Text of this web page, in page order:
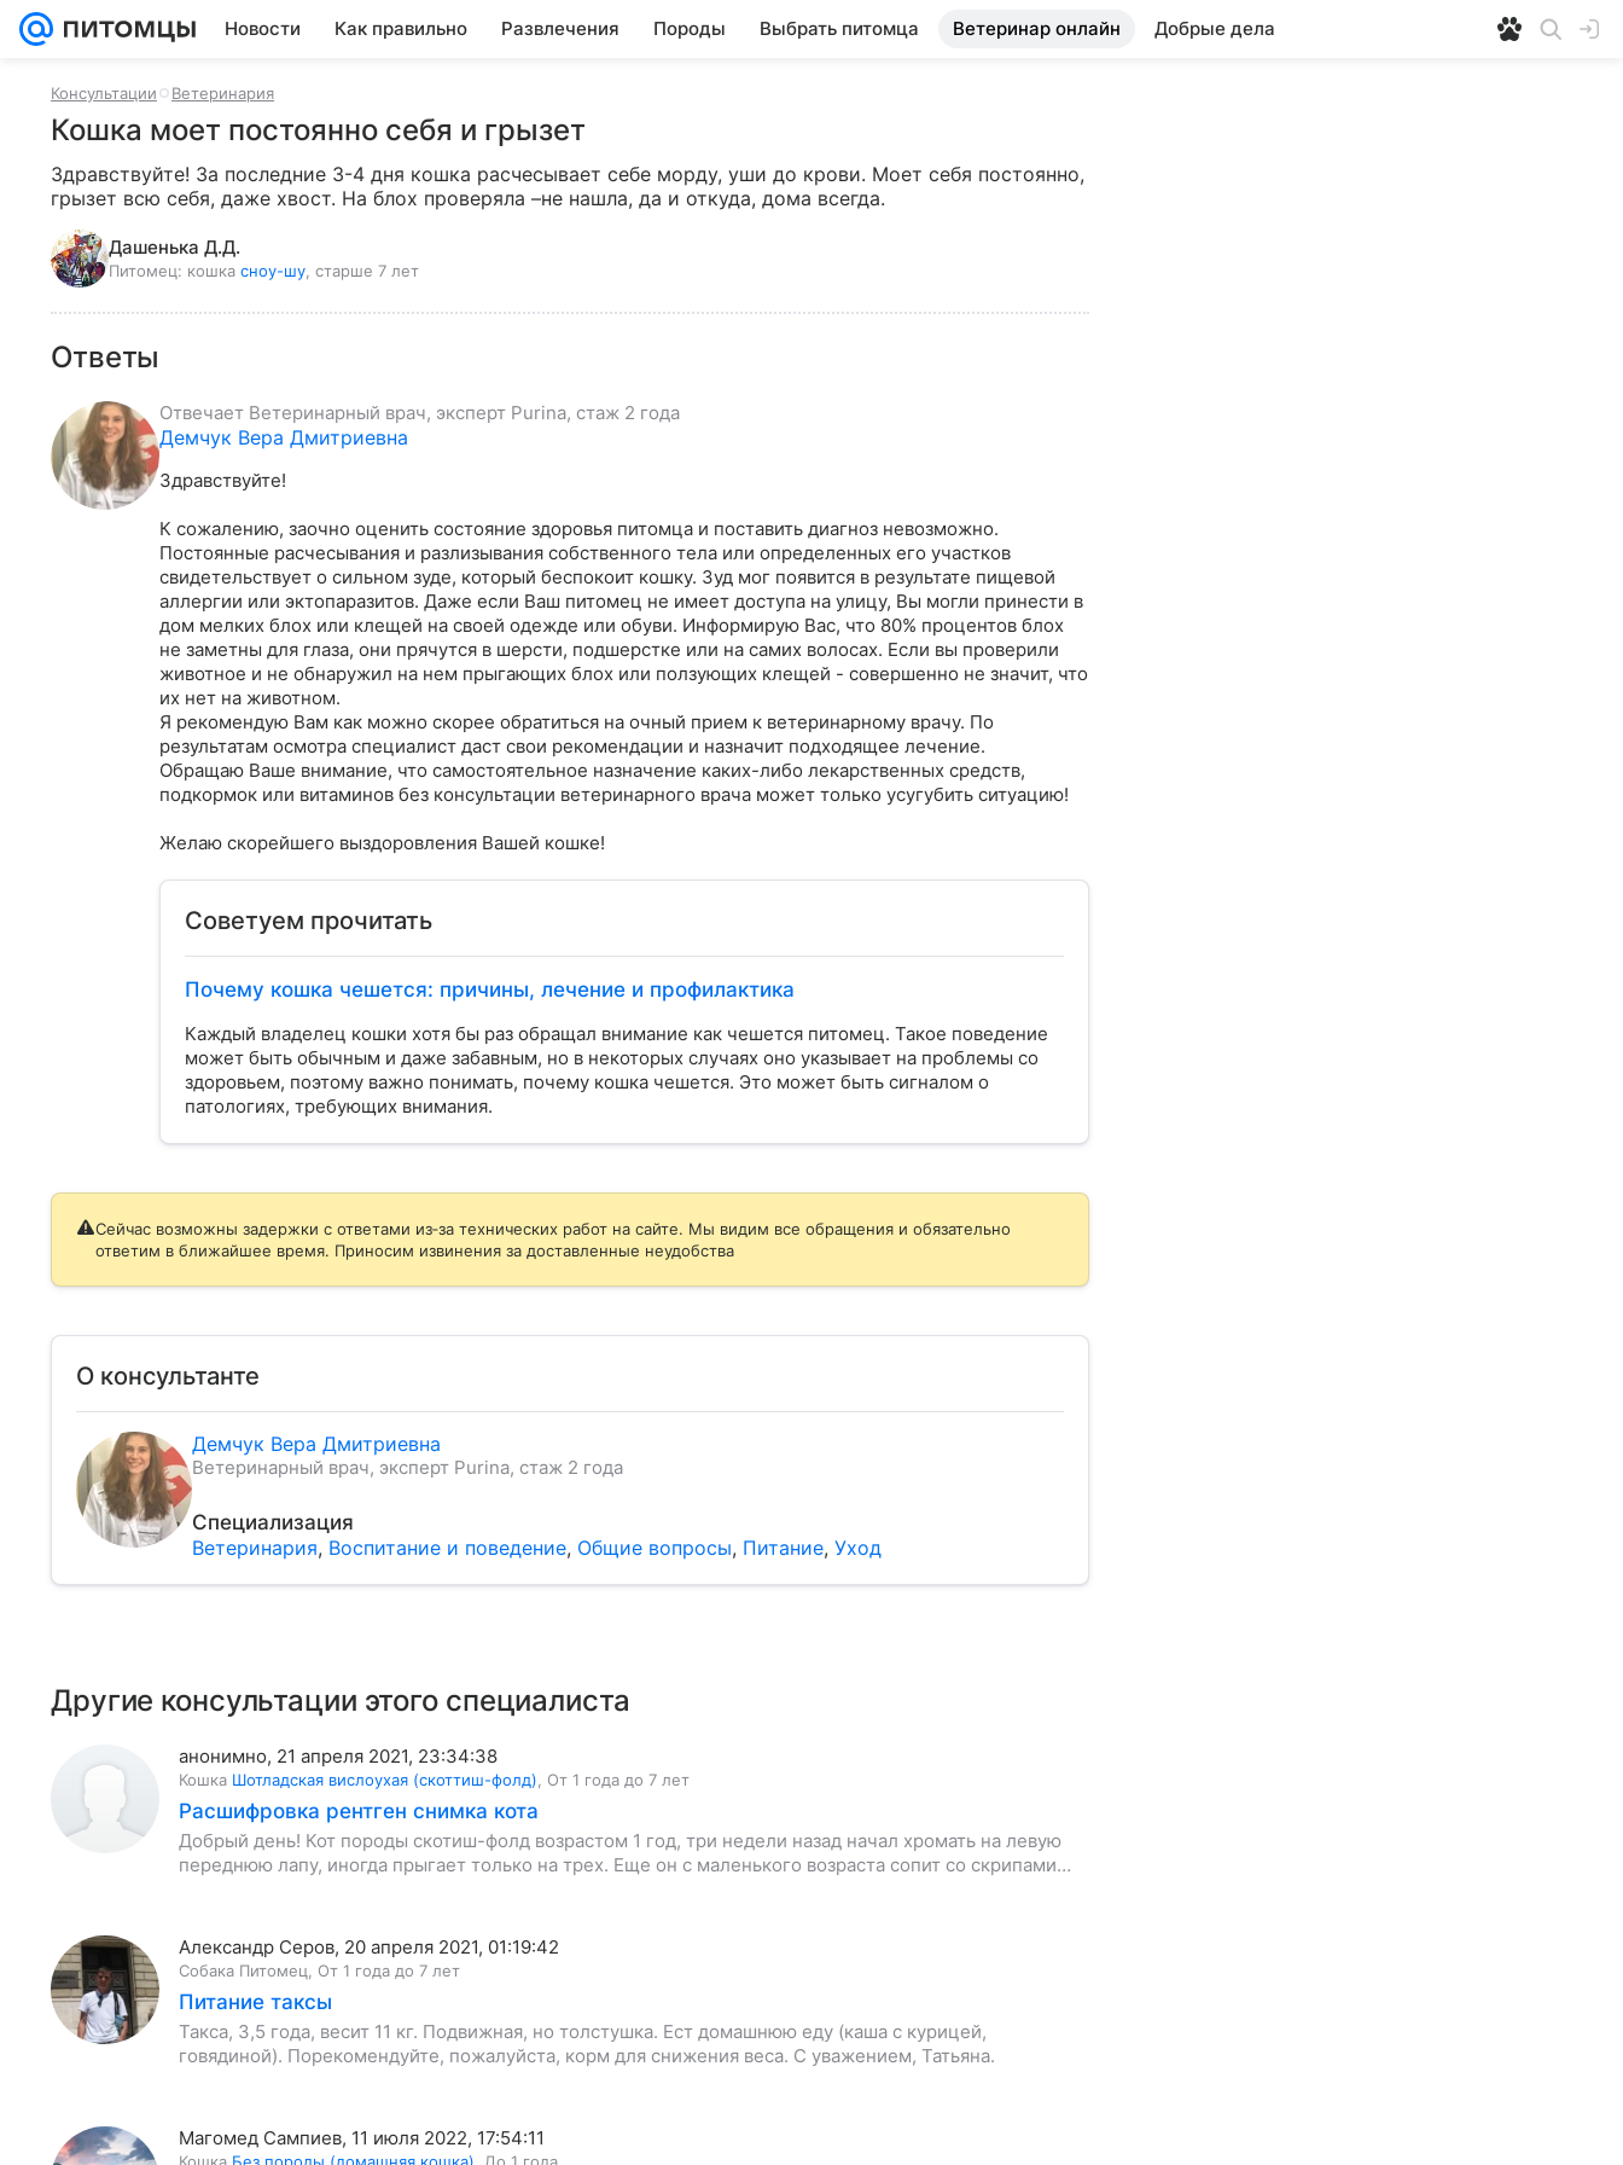
Новости Как правильно Развлечения Породы Выбрать питомца Ветеринар онлайн Добрые дела
Консультации Ветеринария
Кошка моет постоянно себя и грызет
Здравствуйте! За последние 3-4 дня кошка расчесывает себе морду, уши до крови. Моет себя постоянно,
грызет всю себя, даже хвост. На блох проверяла –не нашла, да и откуда, дома всегда.
Дашенька Д.Д.
Питомец: кошка сноу-шу , старше 7 лет
Ответы
Отвечает Ветеринарный врач, эксперт Purina, стаж 2 года
Демчук Вера Дмитриевна
Здравствуйте!
К сожалению, заочно оценить состояние здоровья питомца и поставить диагноз невозможно.
Постоянные расчесывания и разлизывания собственного тела или определенных его участков
свидетельствует о сильном зуде, который беспокоит кошку. Зуд мог появится в результате пищевой
аллергии или эктопаразитов. Даже если Ваш питомец не имеет доступа на улицу, Вы могли принести в
дом мелких блох или клещей на своей одежде или обуви. Информирую Вас, что 80% процентов блох
не заметны для глаза, они прячутся в шерсти, подшерстке или на самих волосах. Если вы проверили
животное и не обнаружил на нем прыгающих блох или ползующих клещей - совершенно не значит, что
их нет на животном.
Я рекомендую Вам как можно скорее обратиться на очный прием к ветеринарному врачу. По
результатам осмотра специалист даст свои рекомендации и назначит подходящее лечение.
Обращаю Ваше внимание, что самостоятельное назначение каких-либо лекарственных средств,
подкормок или витаминов без консультации ветеринарного врача может только усугубить ситуацию!
Желаю скорейшего выздоровления Вашей кошке!
Советуем прочитать
Почему кошка чешется: причины, лечение и профилактика
Каждый владелец кошки хотя бы раз обращал внимание как чешется питомец. Такое поведение
может быть обычным и даже забавным, но в некоторых случаях оно указывает на проблемы со
здоровьем, поэтому важно понимать, почему кошка чешется. Это может быть сигналом о
патологиях, требующих внимания.
Сейчас возможны задержки с ответами из‑за технических работ на сайте. Мы видим все обращения и обязательно
ответим в ближайшее время. Приносим извинения за доставленные неудобства
О консультанте
Демчук Вера Дмитриевна
Ветеринарный врач, эксперт Purina, стаж 2 года
Специализация
Ветеринария, Воспитание и поведение, Общие вопросы, Питание, Уход
Другие консультации этого специалиста
анонимно, 21 апреля 2021, 23:34:38
Кошка Шотладская вислоухая (скоттиш-фолд) От 1 года до 7 лет
Расшифровка рентген снимка кота
Добрый день! Кот породы скотиш-фолд возрастом 1 год, три недели назад начал хромать на левую
переднюю лапу, иногда прыгает только на трех. Еще он с маленького возраста сопит со скрипами…
Алекcандр Серов, 20 апреля 2021, 01:19:42
Собака Питомец От 1 года до 7 лет
Питание таксы
Такса, 3,5 года, весит 11 кг. Подвижная, но толстушка. Ест домашнюю еду (каша с курицей,
говядиной). Порекомендуйте, пожалуйста, корм для снижения веса. С уважением, Татьяна.
Магомед Сампиев, 11 июля 2022, 17:54:11